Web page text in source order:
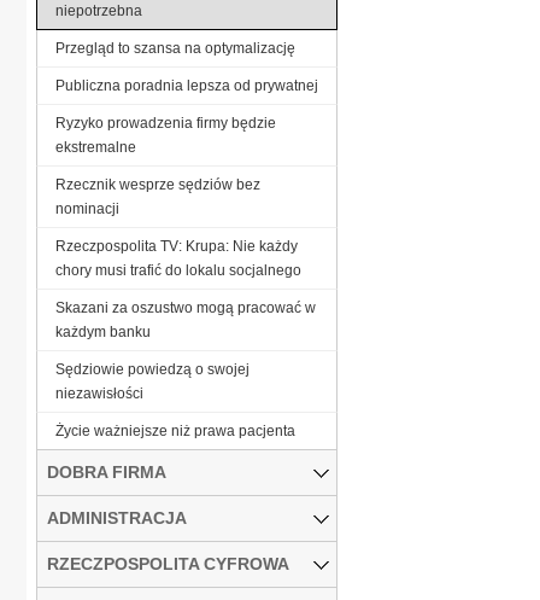
niepotrzebna
Przegląd to szansa na optymalizację
Publiczna poradnia lepsza od prywatnej
Ryzyko prowadzenia firmy będzie
ekstremalne
Rzecznik wesprze sędziów bez
nominacji
Rzeczpospolita TV: Krupa: Nie każdy
chory musi trafić do lokalu socjalnego
Skazani za oszustwo mogą pracować w
każdym banku
Sędziowie powiedzą o swojej
niezawisłości
Życie ważniejsze niż prawa pacjenta
DOBRA FIRMA
ADMINISTRACJA
RZECZPOSPOLITA CYFROWA